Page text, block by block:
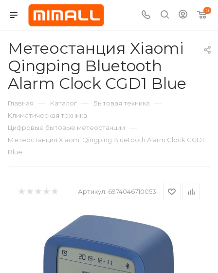
0
Метеостанция Xiaomi
Qingping Bluetooth
Alarm Clock CGD1 Blue
Главная — Каталог — Бытовая техника —
Климатическая техника —
Цифровые бытовые метеостанции —
Метеостанция Xiaomi Qingping Bluetooth Alarm Clock CGD1
Blue
Артикул: 6974046710053